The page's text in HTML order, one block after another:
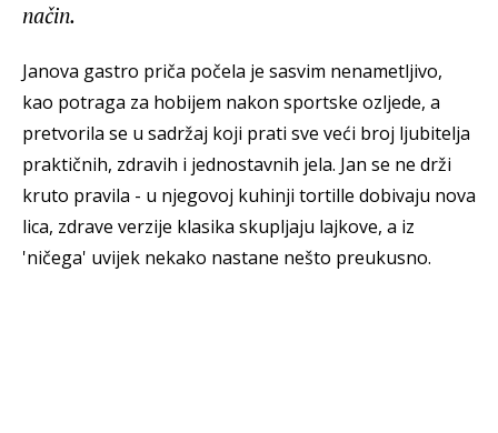
način.
Janova gastro priča počela je sasvim nenametljivo,
kao potraga za hobijem nakon sportske ozljede, a
pretvorila se u sadržaj koji prati sve veći broj ljubitelja
praktičnih, zdravih i jednostavnih jela. Jan se ne drži
kruto pravila - u njegovoj kuhinji tortille dobivaju nova
lica, zdrave verzije klasika skupljaju lajkove, a iz
'ničega' uvijek nekako nastane nešto preukusno.